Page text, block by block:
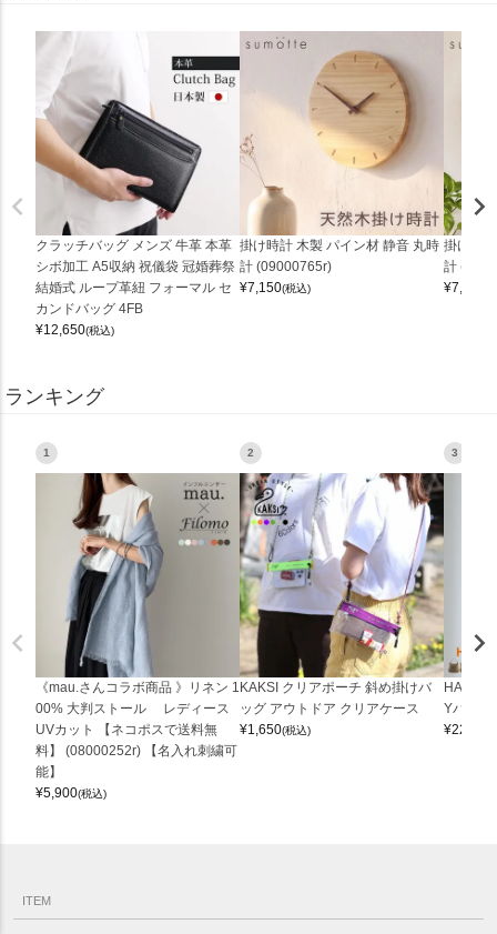
クラッチバッグ メンズ 牛革 本革
シボ加工 A5収納 祝儀袋 冠婚葬祭
結婚式 ループ革紐 フォーマル セ
カンドバッグ 4FB
¥12,650(税込)
掛け時計 木製 パイン材 静音 丸時
計 (09000765r)
¥7,150(税込)
掛け時
計
¥7,150
ランキング
1
《mau.さんコラボ商品 》リネン 1
00% 大判ストール レディース
UVカット 【ネコポスで送料無
料】 (08000252r) 【名入れ刺繍可
能】
¥5,900(税込)
2
KAKSI クリアポーチ 斜め掛けバ
ッグ アウトドア クリアケース
¥1,650(税込)
3
Yバッグ
¥22,000
ITEM